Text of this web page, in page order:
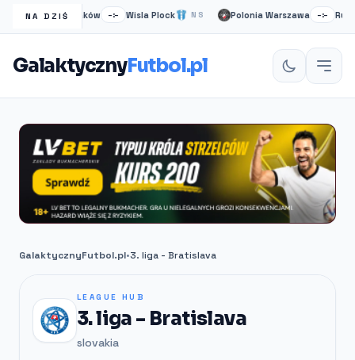
NA DZIŚ
Wisła Kraków –:– Wisla Plock NS Polonia Warszawa –:– Ruch
GalaktycznyFutbol.pl
GalaktycznyFutbol.pl•3. liga - Bratislava
LEAGUE HUB
3. liga - Bratislava
slovakia